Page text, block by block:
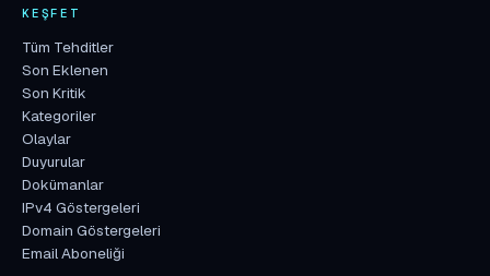
KEŞFET
Tüm Tehditler
Son Eklenen
Son Kritik
Kategoriler
Olaylar
Duyurular
Dokümanlar
IPv4 Göstergeleri
Domain Göstergeleri
Email Aboneliği